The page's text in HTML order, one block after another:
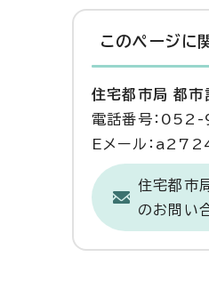
このページに
住宅都市局 都市
電話番号：
Eメール：
住宅都市
のお問い